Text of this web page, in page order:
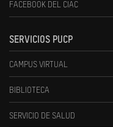
FACEBOOK DEL CIAC
SERVICIOS PUCP
CAMPUS VIRTUAL
BIBLIOTECA
SERVICIO DE SALUD